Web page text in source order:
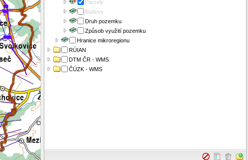
Parcely
Budovy
Druh pozemku
Způsob využití pozemku
Hranice mikroregionu
RÚIAN
DTM ČR - WMS
ČÚZK - WMS